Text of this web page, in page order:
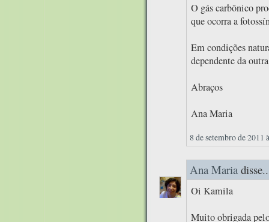
O gás carbônico
que ocorra a
Em condições
dependente da
Abraços
Ana Maria
8 de setembro de 2011
Ana Maria
Oi Kamila
Muito obrigada